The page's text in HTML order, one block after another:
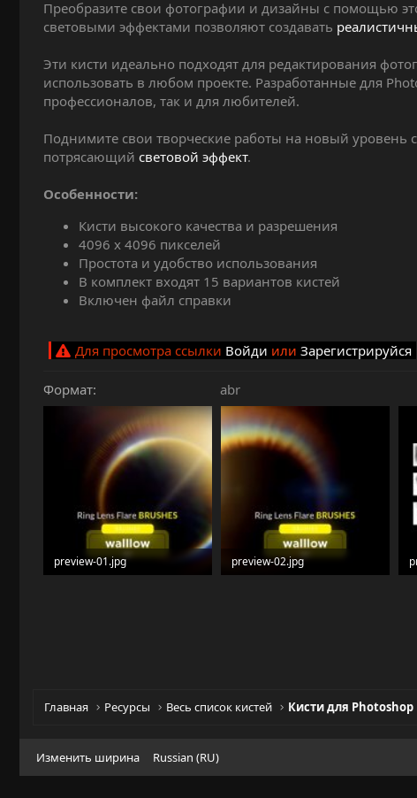
и
я
Преобразите свои фотографии и дизайны с помощью
световыми эффектами позволяют создавать
Эти кисти идеально подходят для редактирования
использовать в любом проекте. Разработанные для
профессионалов, так и для любителей.
Поднимите свои творческие работы на новый
потрясающий световой эффект.
Особенности:
Кисти высокого качества и разрешения
4096 х 4096 пикселей
Простота и удобство использования
В комплект входят 15 вариантов кистей
Включен файл справки
Для просмотра ссылки Войди или Зарегистрируйся
Формат abr
preview-01.jpg
preview-02.jpg
Главная Ресурсы Весь список кистей Кисти для Photoshop
Изменить ширина Russian (RU)